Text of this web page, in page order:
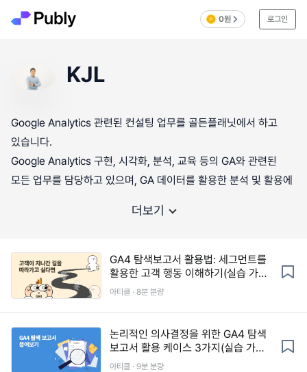
0원 로그인
KJL
Google Analytics 관련된 컨설팅 업무를 골든플래닛에서 하고
있습니다.
Google Analytics 구현, 시각화, 분석, 교육 등의 GA와 관련된
모든 업무를 담당하고 있으며, GA 데이터를 활용한 분석 및 활용에
더보기
GA4 탐색보고서 활용법: 세그먼트를
활용한 고객 행동 이해하기(실습 가이
드 제공)
아티클 · 8분 분량
논리적인 의사결정을 위한 GA4 탐색
보고서 활용 케이스 3가지(실습 가이
드 제공)
아티클 · 9분 분량